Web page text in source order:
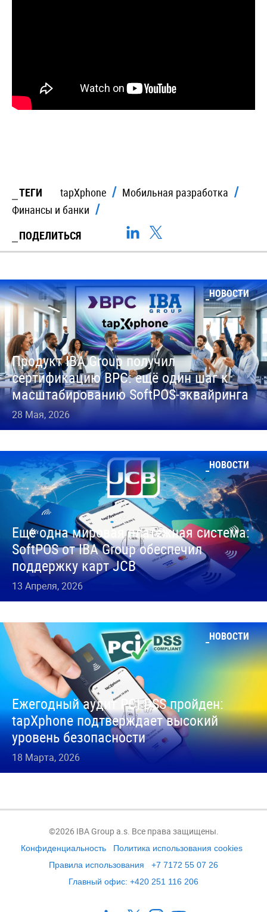
ТЕГИ tapXphone
Мобильная разработка
Финансы и банки
ПОДЕЛИТЬСЯ
НОВОСТИ
Продукт IBA Group получил
сертификацию BPC: ещё один шаг к
масштабированию SoftPOS‑эквайринга
28 Мая, 2026
НОВОСТИ
Еще одна мировая платежная система:
SoftPOS от IBA Group обеспечил
поддержку карт JCB
13 Апреля, 2026
НОВОСТИ
Ежегодный аудит PCI DSS пройден:
tapXphone подтверждает высокий
уровень безопасности
18 Марта, 2026
©2026 IBA Group a.s. Все права защищены.
Конфиденциальность
Политика использования cookies
Правила использования
+7 7172 55 07 26
Главный офис: +420 251 116 206